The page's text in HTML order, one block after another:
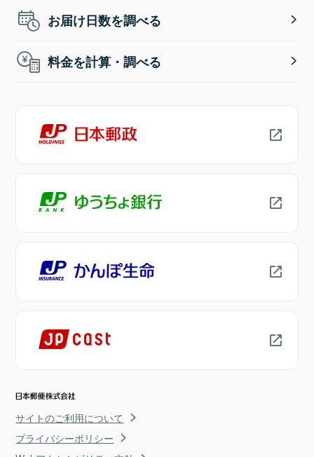
お届け日数を調べる
料金を計算・調べる
サイトのご利用について
プライバシーポリシー